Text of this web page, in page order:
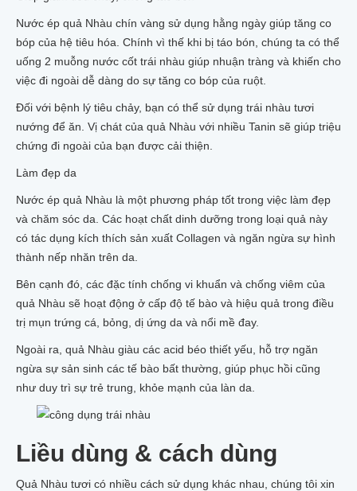
Nước ép quả Nhàu chín vàng sử dụng hằng ngày giúp tăng co
bóp của hệ tiêu hóa. Chính vì thế khi bị táo bón, chúng ta có thể
uống 2 muỗng nước cốt trái nhàu giúp nhuận tràng và khiến cho
việc đi ngoài dễ dàng do sự tăng co bóp của ruột.
Đối với bệnh lý tiêu chảy, bạn có thể sử dụng trái nhàu tươi
nướng để ăn. Vị chát của quả Nhàu với nhiều Tanin sẽ giúp triệu
chứng đi ngoài của bạn được cải thiện.
Làm đẹp da
Nước ép quả Nhàu là một phương pháp tốt trong việc làm đẹp
và chăm sóc da. Các hoạt chất dinh dưỡng trong loại quả này
có tác dụng kích thích sản xuất Collagen và ngăn ngừa sự hình
thành nếp nhăn trên da.
Bên cạnh đó, các đặc tính chống vi khuẩn và chống viêm của
quả Nhàu sẽ hoạt động ở cấp độ tế bào và hiệu quả trong điều
trị mụn trứng cá, bỏng, dị ứng da và nổi mề đay.
Ngoài ra, quả Nhàu giàu các acid béo thiết yếu, hỗ trợ ngăn
ngừa sự sản sinh các tế bào bất thường, giúp phục hồi cũng
như duy trì sự trẻ trung, khỏe mạnh của làn da.
Liều dùng & cách dùng
Quả Nhàu tươi có nhiều cách sử dụng khác nhau, chúng tôi xin